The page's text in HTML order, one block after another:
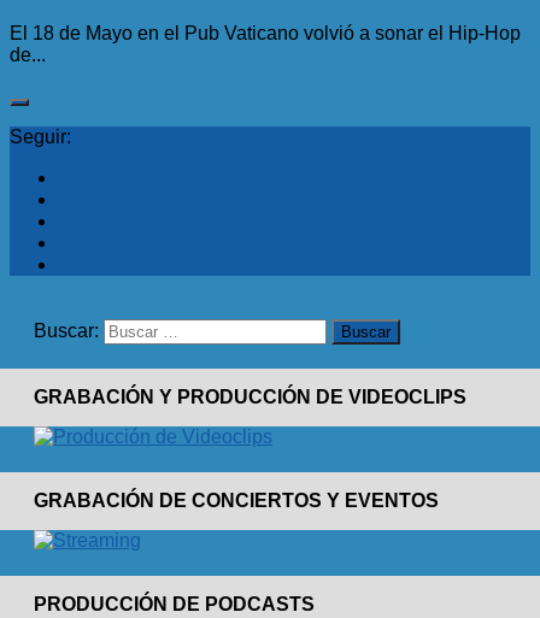
El 18 de Mayo en el Pub Vaticano volvió a sonar el Hip-Hop
de...
Seguir:
Buscar:
GRABACIÓN Y PRODUCCIÓN DE VIDEOCLIPS
GRABACIÓN DE CONCIERTOS Y EVENTOS
PRODUCCIÓN DE PODCASTS